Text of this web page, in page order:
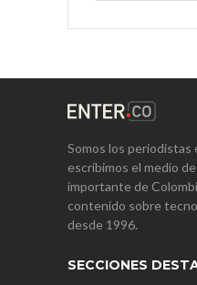
Somos los periodistas
escribimos el medio
importante de
contenido sobre
desde 1996.
SECCIONES